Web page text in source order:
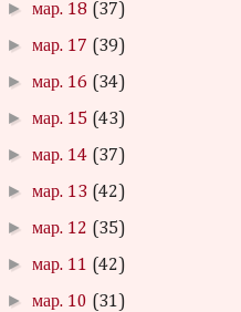
►мар. 18 (37)
►мар. 17 (39)
►мар. 16 (34)
►мар. 15 (43)
►мар. 14 (37)
►мар. 13 (42)
►мар. 12 (35)
►мар. 11 (42)
►мар. 10 (31)